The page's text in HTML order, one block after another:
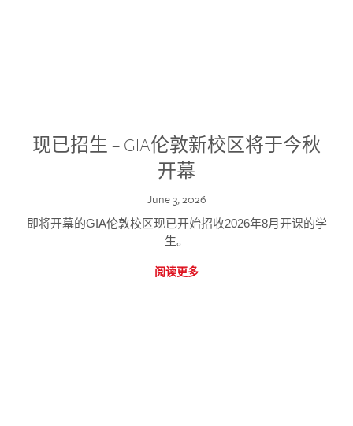
现已招生 – GIA伦敦新校区将于今秋
开幕
June 3, 2026
即将开幕的GIA伦敦校区现已开始招收2026年8月开课的学
生。
阅读更多